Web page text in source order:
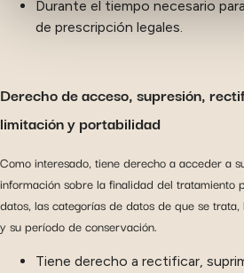
information with the social
you to view content hosted on an
Durante el tiempo necesario
de prescripción legales.
Derecho de acceso, supresión,
limitación y portabilidad
Como interesado, tiene derecho a acceder a
información sobre la finalidad del tratamiento
datos, las categorías de datos de que se
y su período de conservación.
Tiene derecho a rectificar,